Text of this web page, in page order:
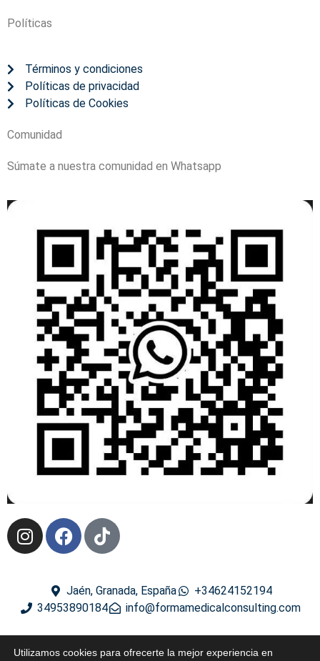
Políticas
Términos y condiciones
Políticas de privacidad
Políticas de Cookies
Comunidad
Súmate a nuestra comunidad en Whatsapp
Jaén, Granada, España
+34624152194
34953890184
info@formamedicalconsulting.com
2024 ® Derechos reservados
Utilizamos cookies para ofrecerte la mejor experiencia en